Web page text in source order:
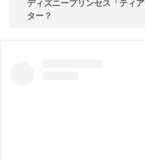
ディズニープリンセス「ティ
ター？